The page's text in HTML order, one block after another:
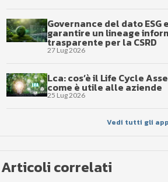
Governance del dato ESG
garantire un lineage
trasparente per la CSRD
27 Lug 2026
Lca: cos’è il Life Cycle
come è utile alle aziende
25 Lug 2026
Vedi tutti gli
Articoli correlati